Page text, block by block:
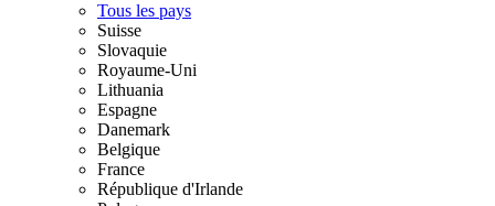
Tous les pays
Suisse
Slovaquie
Royaume-Uni
Lithuania
Espagne
Danemark
Belgique
France
République d'Irlande